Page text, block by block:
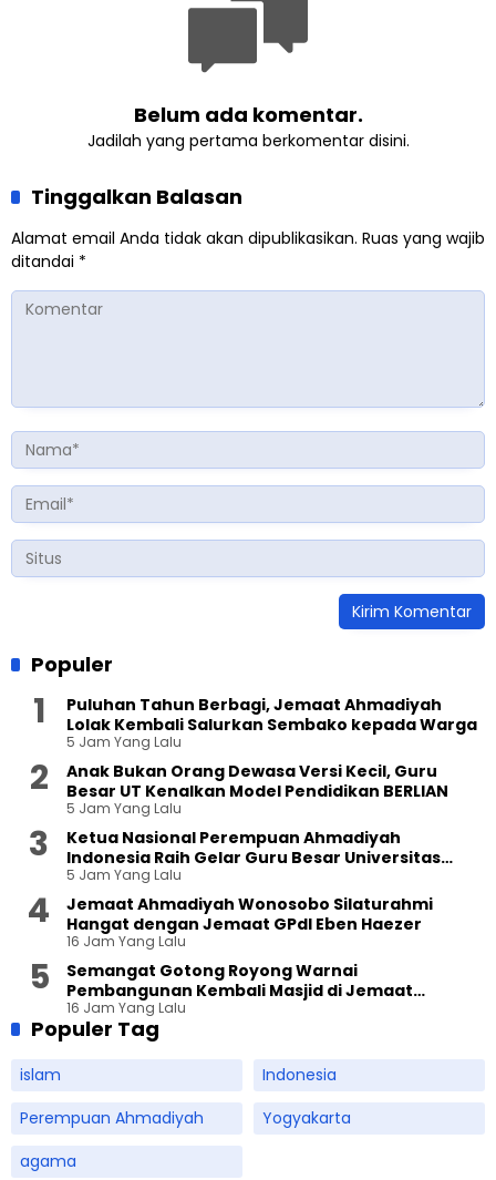
Belum ada komentar.
Jadilah yang pertama berkomentar disini.
Tinggalkan Balasan
Alamat email Anda tidak akan dipublikasikan. Ruas yang wajib
ditandai *
Populer
Puluhan Tahun Berbagi, Jemaat Ahmadiyah
Lolak Kembali Salurkan Sembako kepada Warga
5 Jam Yang Lalu
Anak Bukan Orang Dewasa Versi Kecil, Guru
Besar UT Kenalkan Model Pendidikan BERLIAN
5 Jam Yang Lalu
Ketua Nasional Perempuan Ahmadiyah
Indonesia Raih Gelar Guru Besar Universitas
Terbuka
5 Jam Yang Lalu
Jemaat Ahmadiyah Wonosobo Silaturahmi
Hangat dengan Jemaat GPdI Eben Haezer
16 Jam Yang Lalu
Semangat Gotong Royong Warnai
Pembangunan Kembali Masjid di Jemaat
Ahmadiyah Sukapura
16 Jam Yang Lalu
Populer Tag
islam
Indonesia
Perempuan Ahmadiyah
Yogyakarta
agama